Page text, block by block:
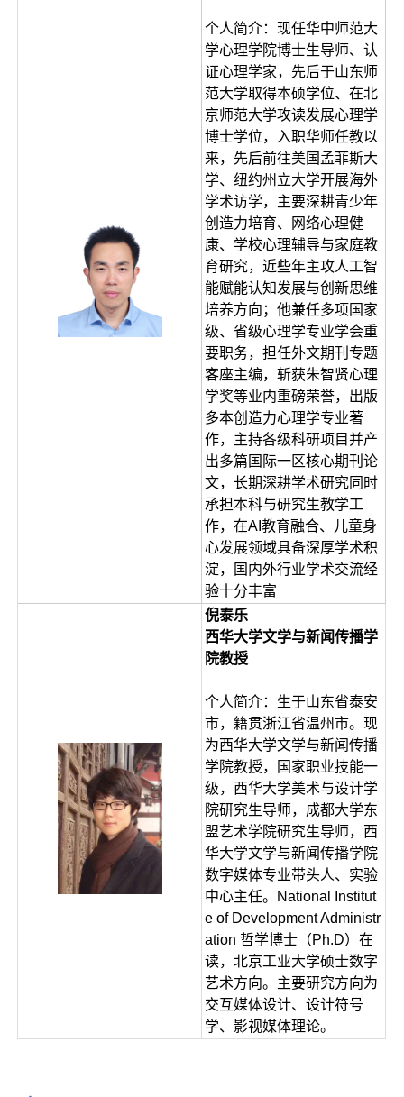
个人简介：现任华中师范大
学心理学院博士生导师、认
证心理学家，先后于山东师
范大学取得本硕学位、在北
京师范大学攻读发展心理学
博士学位，入职华师任教以
来，先后前往美国孟菲斯大
学、纽约州立大学开展海外
学术访学，主要深耕青少年
创造力培育、网络心理健
康、学校心理辅导与家庭教
育研究，近些年主攻人工智
能赋能认知发展与创新思维
培养方向；他兼任多项国家
级、省级心理学专业学会重
要职务，担任外文期刊专题
客座主编，斩获朱智贤心理
学奖等业内重磅荣誉，出版
多本创造力心理学专业著
作，主持各级科研项目并产
出多篇国际一区核心期刊论
文，长期深耕学术研究同时
承担本科与研究生教学工
作，在AI教育融合、儿童身
心发展领域具备深厚学术积
淀，国内外行业学术交流经
验十分丰富
倪泰乐
西华大学文学与新闻传播学
院教授
个人简介：生于山东省泰安
市，籍贯浙江省温州市。现
为西华大学文学与新闻传播
学院教授，国家职业技能一
级，西华大学美术与设计学
院研究生导师，成都大学东
盟艺术学院研究生导师，西
华大学文学与新闻传播学院
数字媒体专业带头人、实验
中心主任。National Institut
e of Development Administr
ation 哲学博士（Ph.D）在
读，北京工业大学硕士数字
艺术方向。主要研究方向为
交互媒体设计、设计符号
学、影视媒体理论。